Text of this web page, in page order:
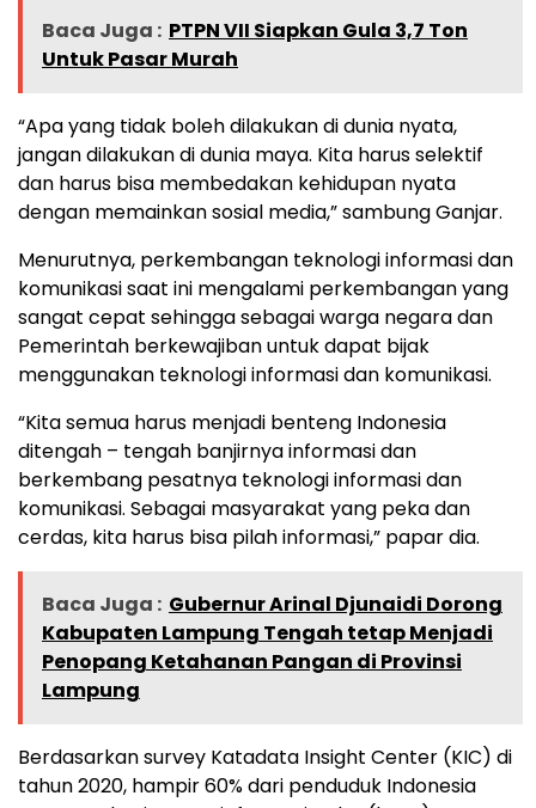
Baca Juga : PTPN VII Siapkan Gula 3,7 Ton
Untuk Pasar Murah
“Apa yang tidak boleh dilakukan di dunia nyata,
jangan dilakukan di dunia maya. Kita harus selektif
dan harus bisa membedakan kehidupan nyata
dengan memainkan sosial media,” sambung Ganjar.
Menurutnya, perkembangan teknologi informasi dan
komunikasi saat ini mengalami perkembangan yang
sangat cepat sehingga sebagai warga negara dan
Pemerintah berkewajiban untuk dapat bijak
menggunakan teknologi informasi dan komunikasi.
“Kita semua harus menjadi benteng Indonesia
ditengah – tengah banjirnya informasi dan
berkembang pesatnya teknologi informasi dan
komunikasi. Sebagai masyarakat yang peka dan
cerdas, kita harus bisa pilah informasi,” papar dia.
Baca Juga : Gubernur Arinal Djunaidi Dorong
Kabupaten Lampung Tengah tetap Menjadi
Penopang Ketahanan Pangan di Provinsi
Lampung
Berdasarkan survey Katadata Insight Center (KIC) di
tahun 2020, hampir 60% dari penduduk Indonesia